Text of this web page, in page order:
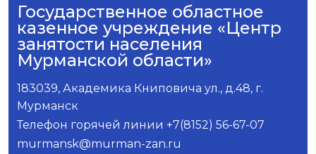
Государственное областное
казенное учреждение «Центр
занятости населения
Мурманской области»
183039, Академика Книповича ул., д.48, г.
Мурманск
Телефон горячей линии +7(8152) 56-67-07
murmansk@murman-zan.ru